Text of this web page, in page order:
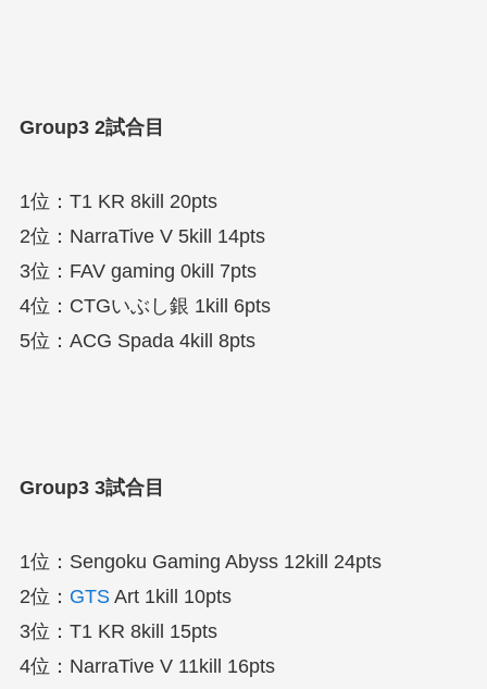
Group3 2試合目
1位：T1 KR 8kill 20pts
2位：NarraTive V 5kill 14pts
3位：FAV gaming 0kill 7pts
4位：CTGいぶし銀 1kill 6pts
5位：ACG Spada 4kill 8pts
Group3 3試合目
1位：Sengoku Gaming Abyss 12kill 24pts
2位： GTSArt 1kill 10pts
3位：T1 KR 8kill 15pts
4位：NarraTive V 11kill 16pts